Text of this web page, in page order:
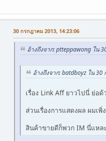
30 กรกฎาคม 2013, 14:23:06
อ้างถึงจาก: ptteppawong ใน
อ้างถึงจาก: batdboyz ใน
เรื่อง Link Aff ยาวไปนี่ ย่อ
ส่วนเรื่องการแสดงผล ผมเ
สินค้าขายดีก็พวก IM นี่แหล